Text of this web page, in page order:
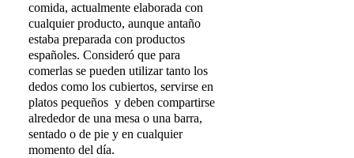
comida, actualmente elaborada con
cualquier producto, aunque antaño
estaba preparada con productos
españoles. Consideró que para
comerlas se pueden utilizar tanto los
dedos como los cubiertos, servirse en
platos pequeños y deben compartirse
alrededor de una mesa o una barra,
sentado o de pie y en cualquier
momento del día.